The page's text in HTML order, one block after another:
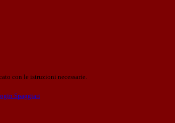
con le istruzioni necessarie.
Spaggiari